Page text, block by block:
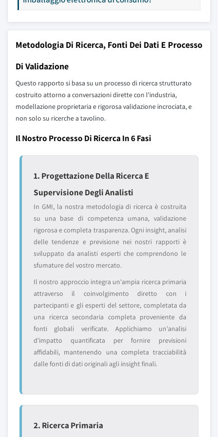
Metodologia Di Ricerca, Fonti Dei Dati E Processo
Di Validazione
Questo rapporto si basa su un processo di ricerca strutturato
costruito attorno a conversazioni dirette con l'industria,
modellazione proprietaria e rigorosa validazione incrociata, e
non solo su ricerche a tavolino.
Il Nostro Processo Di Ricerca In 6 Fasi
1. Progettazione Della Ricerca E
Supervisione Degli Analisti
In GMI, la nostra metodologia di ricerca è costruita
su una base di competenza umana, validazione
rigorosa e completa trasparenza. Ogni insight, analisi
delle tendenze e previsione nei nostri rapporti è
sviluppato da analisti esperti che comprendono le
sfumature del vostro mercato.
Il nostro approccio integra un'ampia ricerca primaria
attraverso il coinvolgimento diretto con i
partecipanti e gli esperti del settore, completata da
una ricerca secondaria completa proveniente da
fonti globali verificate. Applichiamo un'analisi
d'impatto quantificata per fornire previsioni
affidabili, mantenendo una completa tracciabilità
dalle fonti di dati originali agli insight finali.
2. Ricerca Primaria